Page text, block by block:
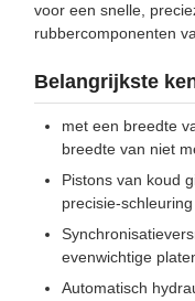
voor een snelle,
rubbercomponenten
Belangrijkste
met een breedte
breedte van niet
Pistons van koud
precisie-schleuring
evenwichtige
Automatisch